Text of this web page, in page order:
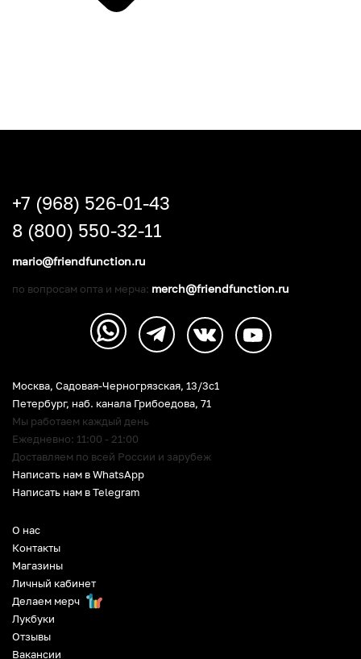
О нас
Контакты
Магазины
Личный кабинет
Делаем мерч
Лукбуки
Отзывы
Вакансии
Москва, Садовая-Черногрязская, 13/3c1
Петербург, наб. канала Грибоедова, 71
Мы работаем каждый день
Ежедневно: 11:00 - 21:00
Доставляем по всей России и зарубеж
Написать нам в WhatsApp
Написать нам в Telegram
+7 (968) 526-01-43
8 (800) 550-32-11
mario@friendfunction.ru
по вопросам опта и мерча: merch@friendfunction.ru